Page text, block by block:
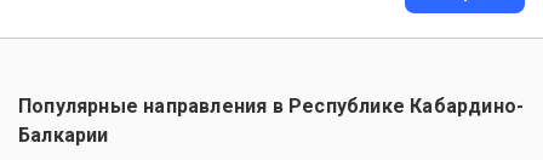
Популярные направления в Республике Кабардино-
Балкарии